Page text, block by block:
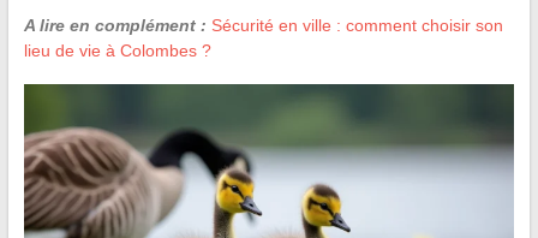
A lire en complément : Sécurité en ville : comment choisir son
lieu de vie à Colombes ?